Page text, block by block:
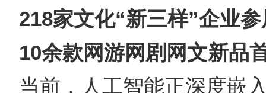
218家文化“新三样”企业
10余款网游网剧网文新品
当前，人工智能正深度嵌